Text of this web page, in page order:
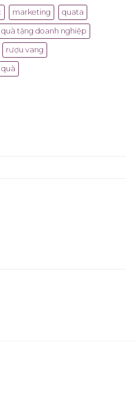
marketing quata
quà tặng doanh nghiệp
rượu vang